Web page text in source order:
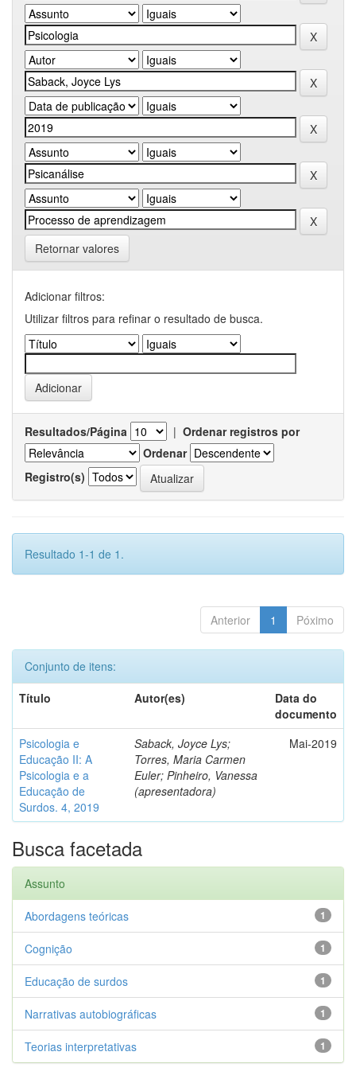
Retornar valores
Adicionar filtros:
Utilizar filtros para refinar o resultado de busca.
Resultados/Página | Ordenar registros por
Ordenar
Registro(s)
Resultado 1-1 de 1.
Anterior 1 Póximo
Conjunto de itens:
Título
Autor(es)
Data do
documento
Psicologia e
Educação II: A
Psicologia e a
Educação de
Surdos. 4, 2019
Saback, Joyce Lys;
Torres, Maria Carmen
Euler; Pinheiro, Vanessa
(apresentadora)
Mai-2019
Busca facetada
Assunto
1
Abordagens teóricas
1
Cognição
1
Educação de surdos
1
Narrativas autobiográficas
1
Teorias interpretativas